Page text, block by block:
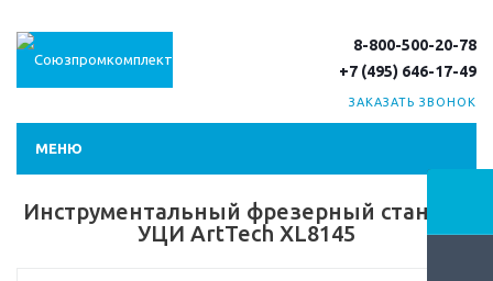
8-800-500-20-78
+7 (495) 646-17-49
ЗАКАЗАТЬ ЗВОНОК
МЕНЮ
Инструментальный фрезерный станок с
УЦИ ArtTech XL8145